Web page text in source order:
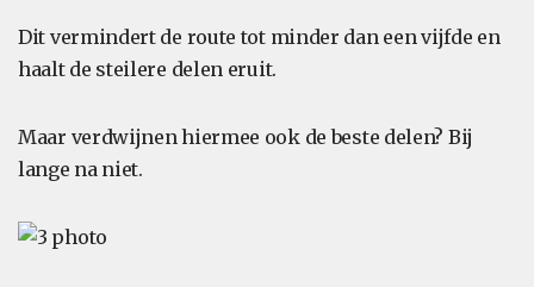
Dit vermindert de route tot minder dan een vijfde en
haalt de steilere delen eruit.
Maar verdwijnen hiermee ook de beste delen? Bij
lange na niet.